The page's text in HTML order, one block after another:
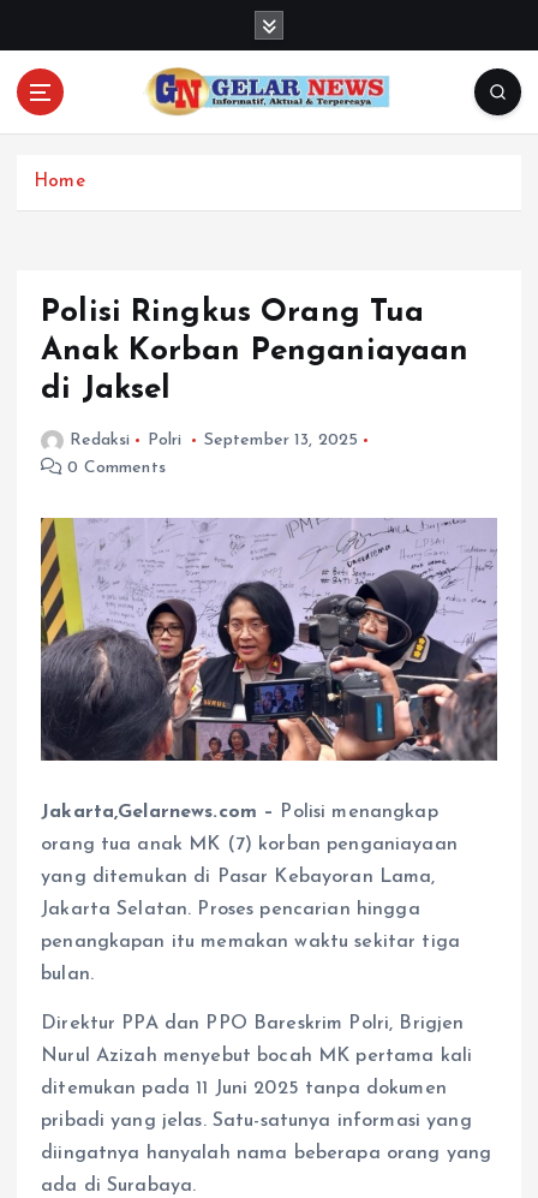
Home
Polisi Ringkus Orang Tua
Anak Korban Penganiayaan
di Jaksel
Redaksi Polri
September 13, 2025
0 Comments
Jakarta,Gelarnews.com –
Polisi menangkap
orang tua anak MK (7) korban penganiayaan
yang ditemukan di Pasar Kebayoran Lama,
Jakarta Selatan. Proses pencarian hingga
penangkapan itu memakan waktu sekitar tiga
bulan.
Direktur PPA dan PPO Bareskrim Polri, Brigjen
Nurul Azizah menyebut bocah MK pertama kali
ditemukan pada 11 Juni 2025 tanpa dokumen
pribadi yang jelas. Satu-satunya informasi yang
diingatnya hanyalah nama beberapa orang yang
ada di Surabaya.